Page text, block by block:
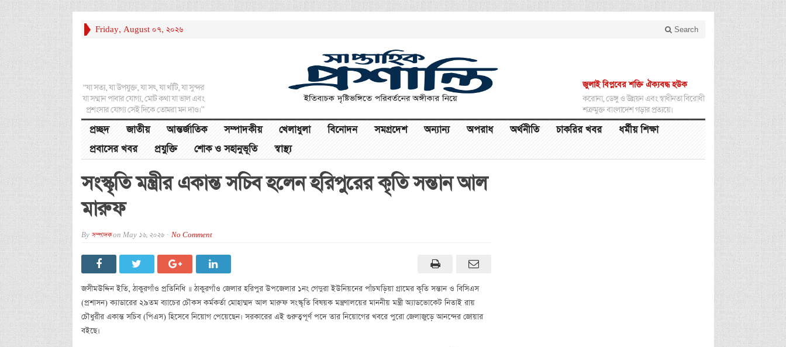
Friday, August 07, 2026 Search
“যা সত্য, যা উপযুক্ত, যা সৎ, যা খাঁটি, যা সুন্দর
যা সম্মান পাবার যোগ্য, মোট কথা যা ভাল এবং
প্রশংসার যোগ্য সেই দিকে তোমরা মন দাও।”
জুলাই বিপ্লবের শক্তি ঐক্যবদ্ধ হউক
করোনা, ডেঙ্গু ও উন্নয়ন এবং স্বাধীনতা বিরোধী
শত্রুমুক্ত বাংলাদেশ গড়ার প্রত্যয়ে।
প্রচ্ছদ জাতীয় আন্তর্জাতিক সম্পাদকীয় খেলাধুলা বিনোদন সমগ্রদেশ অন্যান্য অপরাধ অর্থনীতি চাকরির খবর
ধর্মীয় শিক্ষা
প্রবাসের খবর
প্রযুক্তি শোক ও সহানুভূতি স্বাস্থ্য
সংস্কৃতি মন্ত্রীর একান্ত সচিব হলেন হরিপুরের কৃতি সন্তান আল
মারুফ
By সম্পাদকon May 16, 2026 No Comment
জসীমউদ্দিন ইতি, ঠাকুরগাঁও প্রতিনিধি ॥ ঠাকুরগাঁও জেলার হরিপুর উপজেলার ১নং গেদুরা ইউনিয়নের পাঁচঘড়িয়া গ্রামের কৃতি সন্তান ও বিসিএস
(প্রশাসন) ক্যাডারের ২৯তম ব্যাচের চৌকস কর্মকর্তা মোহাম্মদ আল মারুফ সংস্কৃতি বিষয়ক মন্ত্রণালয়ের মাননীয় মন্ত্রী অ্যাডভোকেট নিতাই রায়
চৌধুরীর একান্ত সচিব (পিএস) হিসেবে নিয়োগ পেয়েছেন। সরকারের এই গুরুত্বপূর্ণ পদে তার নিয়োগের খবরে পুরো জেলাজুড়ে আনন্দের জোয়ার
বইছে।